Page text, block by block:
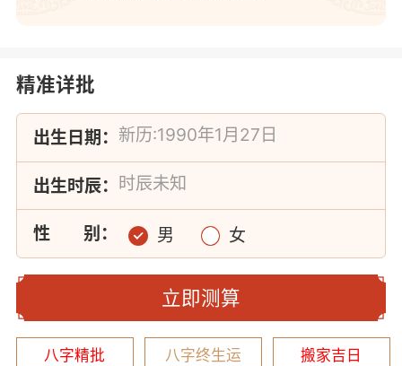
精准详批
出生日期：
出生时辰：
性 别： 男 女
立即测算
八字精批 八字终生运 搬家吉日